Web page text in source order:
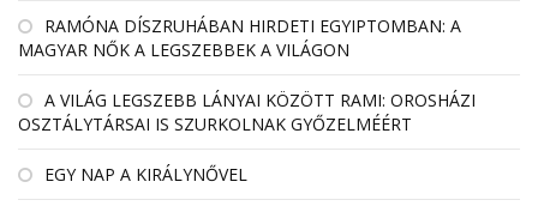
RAMÓNA DÍSZRUHÁBAN HIRDETI EGYIPTOMBAN: A
MAGYAR NŐK A LEGSZEBBEK A VILÁGON
A VILÁG LEGSZEBB LÁNYAI KÖZÖTT RAMI: OROSHÁZI
OSZTÁLYTÁRSAI IS SZURKOLNAK GYŐZELMÉÉRT
EGY NAP A KIRÁLYNŐVEL